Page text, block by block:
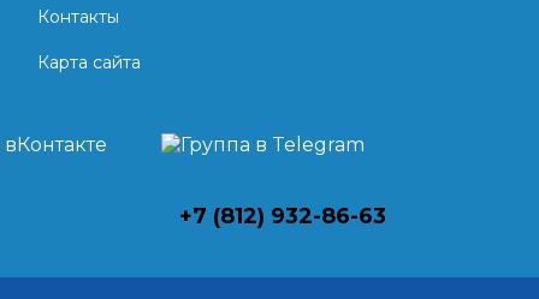
Контакты
Карта сайта
+7 (812) 932-86-63